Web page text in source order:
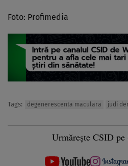
Foto: Profimedia
Tags: degenerescenta maculara judi
Urmărește CSID